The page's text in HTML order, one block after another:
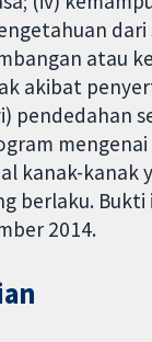
dari
atau
akibat
pendedahan
kanak-kanak
berlaku.
2014.